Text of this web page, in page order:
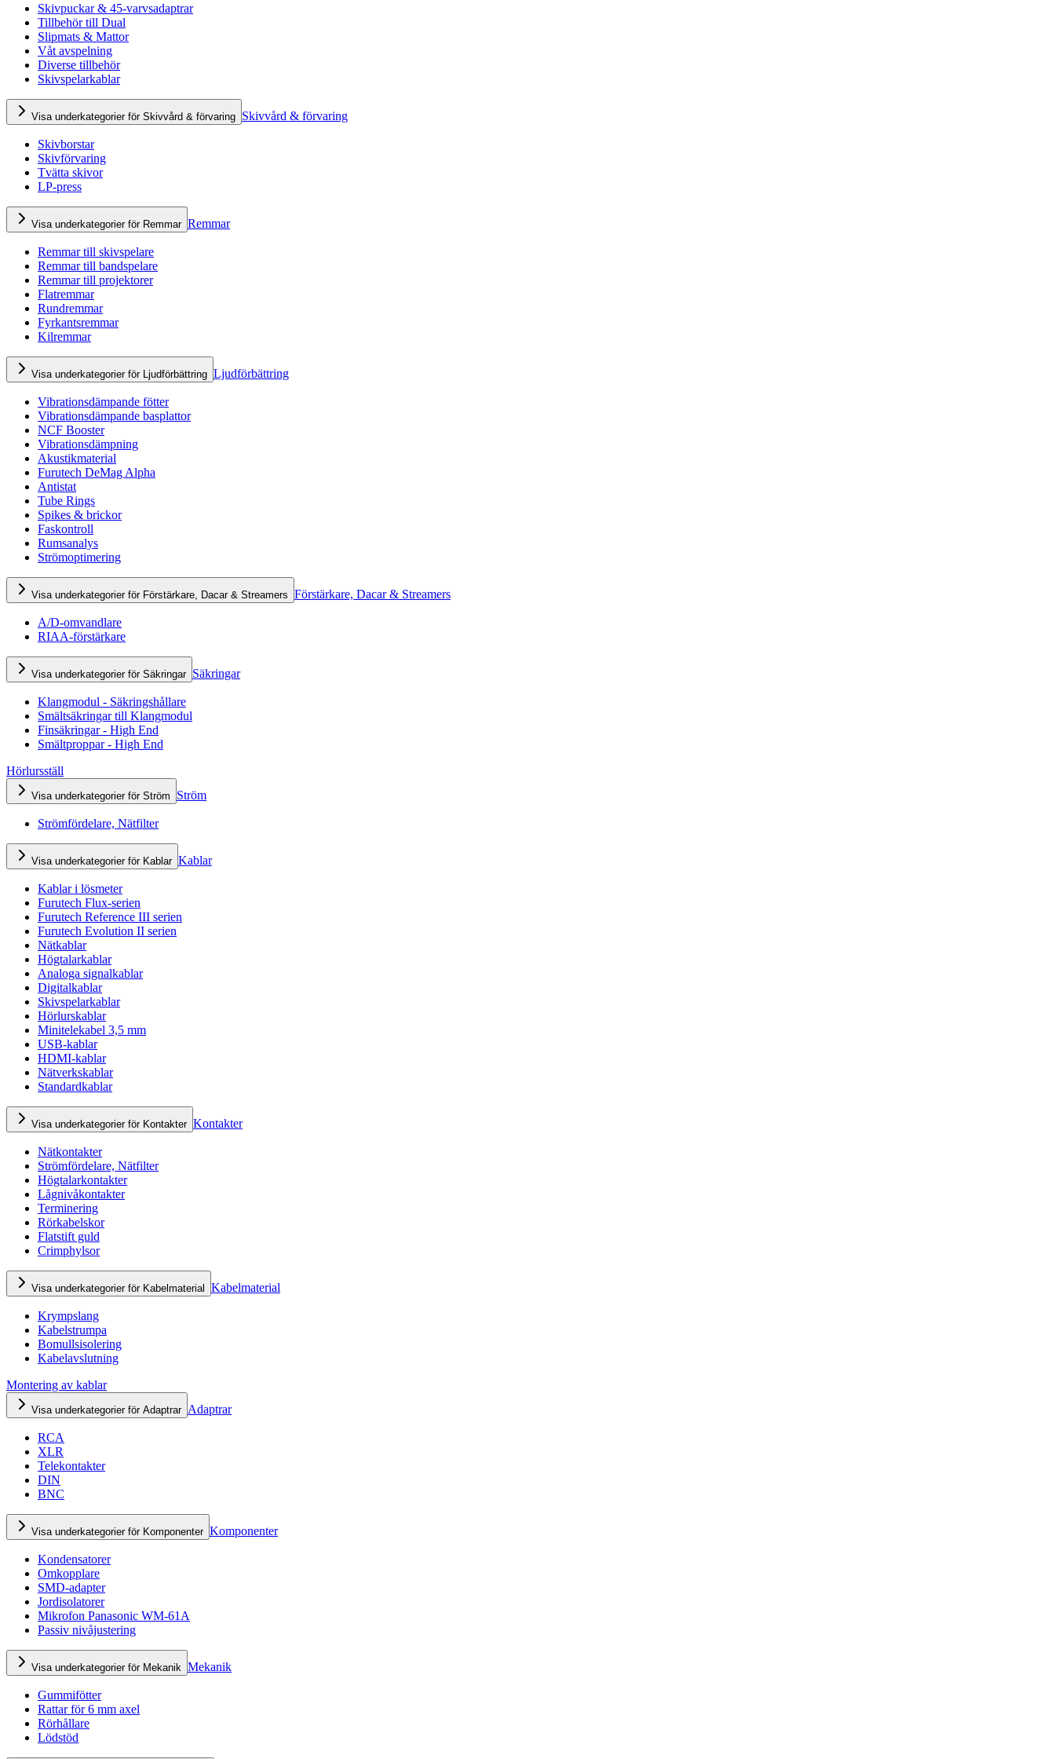
Skivpuckar & 45-varvsadaptrar
Tillbehör till Dual
Slipmats & Mattor
Våt avspelning
Diverse tillbehör
Skivspelarkablar
Visa underkategorier för Skivvård & förvaring Skivvård & förvaring
Skivborstar
Skivförvaring
Tvätta skivor
LP-press
Visa underkategorier för Remmar Remmar
Remmar till skivspelare
Remmar till bandspelare
Remmar till projektorer
Flatremmar
Rundremmar
Fyrkantsremmar
Kilremmar
Visa underkategorier för Ljudförbättring Ljudförbättring
Vibrationsdämpande fötter
Vibrationsdämpande basplattor
NCF Booster
Vibrationsdämpning
Akustikmaterial
Furutech DeMag Alpha
Antistat
Tube Rings
Spikes & brickor
Faskontroll
Rumsanalys
Strömoptimering
Visa underkategorier för Förstärkare, Dacar & Streamers Förstärkare, Dacar & Streamers
A/D-omvandlare
RIAA-förstärkare
Visa underkategorier för Säkringar Säkringar
Klangmodul - Säkringshållare
Smältsäkringar till Klangmodul
Finsäkringar - High End
Smältproppar - High End
Hörlursställ
Visa underkategorier för Ström Ström
Strömfördelare, Nätfilter
Visa underkategorier för Kablar Kablar
Kablar i lösmeter
Furutech Flux-serien
Furutech Reference III serien
Furutech Evolution II serien
Nätkablar
Högtalarkablar
Analoga signalkablar
Digitalkablar
Skivspelarkablar
Hörlurskablar
Minitelekabel 3,5 mm
USB-kablar
HDMI-kablar
Nätverkskablar
Standardkablar
Visa underkategorier för Kontakter Kontakter
Nätkontakter
Strömfördelare, Nätfilter
Högtalarkontakter
Lågnivåkontakter
Terminering
Rörkabelskor
Flatstift guld
Crimphylsor
Visa underkategorier för Kabelmaterial Kabelmaterial
Krympslang
Kabelstrumpa
Bomullsisolering
Kabelavslutning
Montering av kablar
Visa underkategorier för Adaptrar Adaptrar
RCA
XLR
Telekontakter
DIN
BNC
Visa underkategorier för Komponenter Komponenter
Kondensatorer
Omkopplare
SMD-adapter
Jordisolatorer
Mikrofon Panasonic WM-61A
Passiv nivåjustering
Visa underkategorier för Mekanik Mekanik
Gummifötter
Rattar för 6 mm axel
Rörhållare
Lödstöd